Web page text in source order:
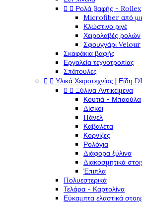
  Ρολά βαφής - Rollex
Microfiber από
Κλώστινο ριγέ
Χειρολαβές ρολών
Σφουγγάρι Velour
Σκαφάκια βαφής
Εργαλεία τεχνοτροπίας
Σπάτουλες
  Υλικά Χειροτεχνίας | Είδη
  Ξύλινα Αντικείμενα
Κουτιά - Μπαούλα
Δίσκοι
Πάνελ
Καβαλέτα
Κορνίζες
Ρολόγια
Διάφορα ξύλινα
Διακοσμητικά
Έπιπλα
Πολυεστερικά
Τελάρα - Καρτολίνα
Εύκαμπτα ελαστικά